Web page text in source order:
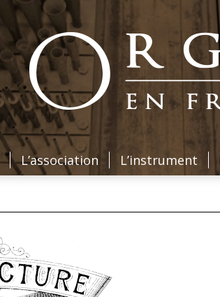
L’association L’instrument